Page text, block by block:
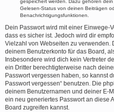
gespeichert werden. Dazu gehören
Gelesen-Status von deinen Beiträgen
Benachrichtigungsfunktionen.
Dein Passwort wird mit einer Einwege-
dass es sicher ist. Jedoch wird dir
Vielzahl von Webseiten zu verwenden.
deinem Benutzerkonto für das Board,
Insbesondere wird dich kein Vertreter
ein Dritter berechtigterweise nach
Passwort vergessen haben, so kannst
Passwort vergessen“ benutzen. Die
deinem Benutzernamen und deiner E-
ein neu generiertes Passwort an diese
Board zugreifen kannst.